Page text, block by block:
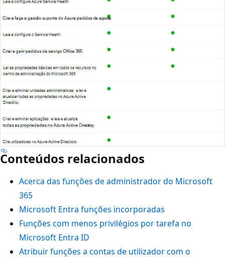
Conteúdos relacionados
Acerca das funções de administrador do Microsoft
365
Microsoft Entra funções incorporadas
Funções com menos privilégios por tarefa no
Microsoft Entra ID
Atribuir funções a contas de utilizador com o